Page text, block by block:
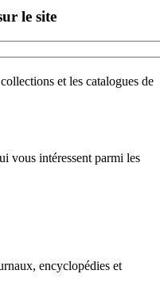
le site
et les catalogues de
vous intéressent parmi les
encyclopédies et